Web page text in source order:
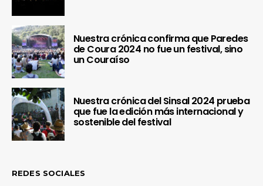
Nuestra crónica confirma que Paredes
de Coura 2024 no fue un festival, sino
un Couraíso
Nuestra crónica del Sinsal 2024 prueba
que fue la edición más internacional y
sostenible del festival
REDES SOCIALES